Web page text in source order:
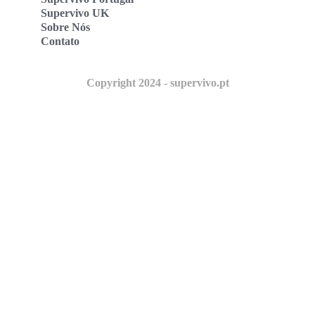
Supervivo UK
Sobre Nós
Contato
Copyright 2024 - supervivo.pt